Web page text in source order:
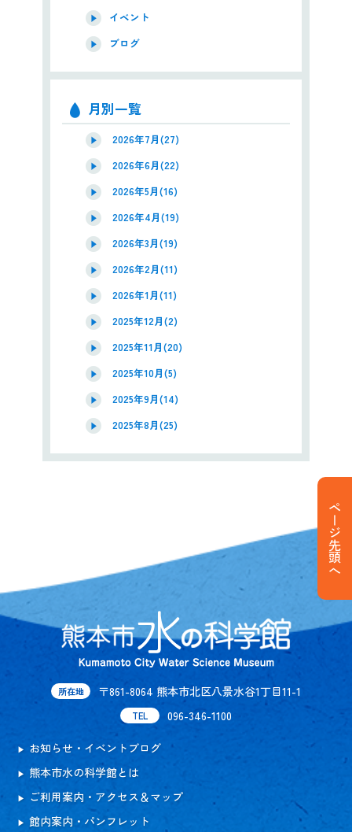
イベント
ブログ
月別一覧
2026年7月(27)
2026年6月(22)
2026年5月(16)
2026年4月(19)
2026年3月(19)
2026年2月(11)
2026年1月(11)
2025年12月(2)
2025年11月(20)
2025年10月(5)
2025年9月(14)
2025年8月(25)
ページ先頭へ
所在地 〒861-8064 熊本市北区八景水谷1丁目11-1
TEL 096-346-1100
お知らせ・イベントブログ
熊本市水の科学館とは
ご利用案内・アクセス＆マップ
館内案内・パンフレット